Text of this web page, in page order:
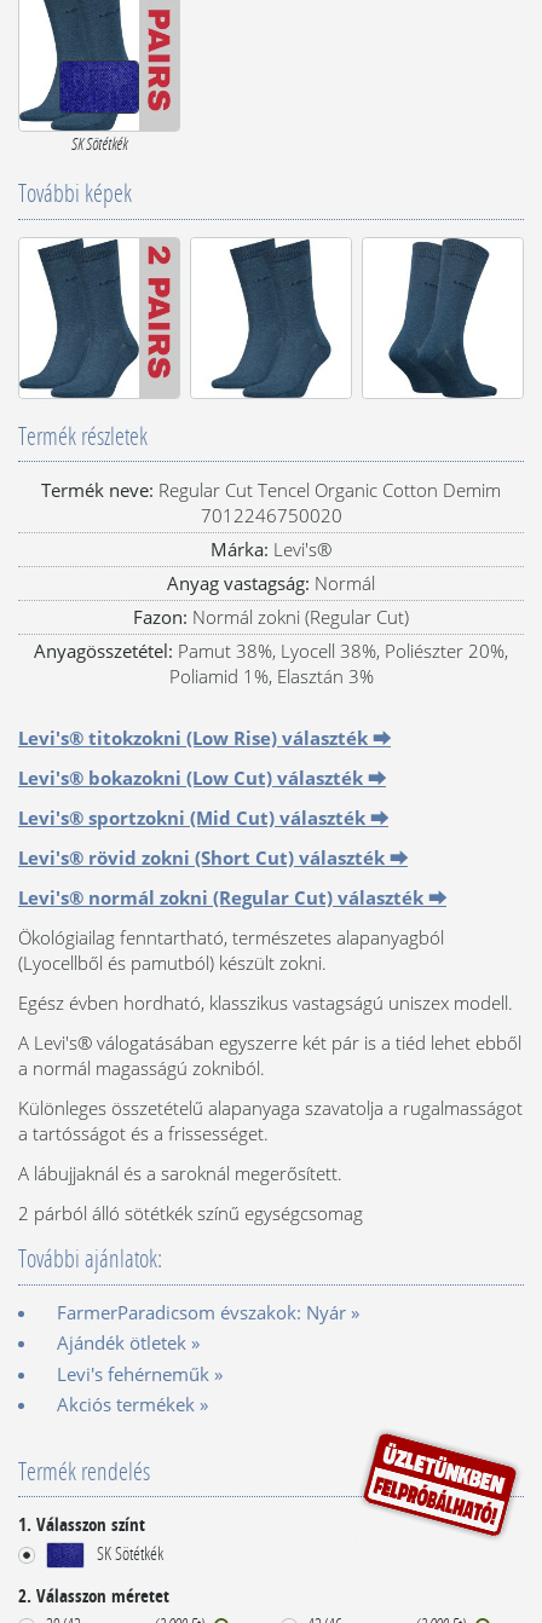
SK Sötétkék
További képek
Termék részletek
Termék neve: Regular Cut Tencel Organic Cotton Demim
7012246750020
Márka: Levi's®
Anyag vastagság: Normál
Fazon: Normál zokni (Regular Cut)
Anyagösszetétel: Pamut 38%, Lyocell 38%, Poliészter 20%,
Poliamid 1%, Elasztán 3%
Levi's® titokzokni (Low Rise) választék ⮕
Levi's® bokazokni (Low Cut) választék ⮕
Levi's® sportzokni (Mid Cut) választék ⮕
Levi's® rövid zokni (Short Cut) választék ⮕
Levi's® normál zokni (Regular Cut) választék ⮕
Ökológiailag fenntartható, természetes alapanyagból
(Lyocellből és pamutból) készült zokni.
Egész évben hordható, klasszikus vastagságú uniszex modell.
A Levi's® válogatásában egyszerre két pár is a tiéd lehet ebből
a normál magasságú zokniból.
Különleges összetételű alapanyaga szavatolja a rugalmasságot
a tartósságot és a frissességet.
A lábujjaknál és a saroknál megerősített.
2 párból álló sötétkék színű egységcsomag
További ajánlatok:
FarmerParadicsom évszakok: Nyár »
Ajándék ötletek »
Levi's fehérneműk »
Akciós termékek »
Termék rendelés
1. Válasszon színt
SK Sötétkék
2. Válasszon méretet